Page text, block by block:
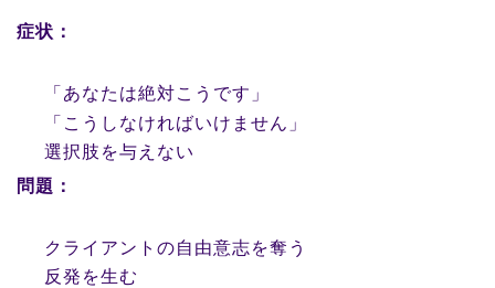
症状：
「あなたは絶対こうです」
「こうしなければいけません」
選択肢を与えない
問題：
クライアントの自由意志を奪う
反発を生む